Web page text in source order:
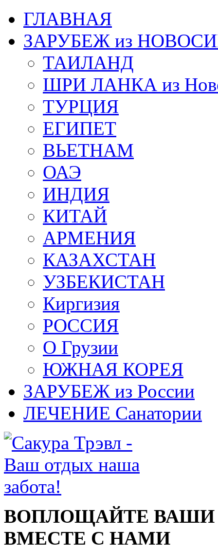
ГЛАВНАЯ
ЗАРУБЕЖ из
ТАИЛАНД
ШРИ ЛАНКА из
ТУРЦИЯ
ЕГИПЕТ
ВЬЕТНАМ
ОАЭ
ИНДИЯ
КИТАЙ
АРМЕНИЯ
КАЗАХСТАН
УЗБЕКИСТАН
Киргизия
РОССИЯ
О Грузии
ЮЖНАЯ КОРЕЯ
ЗАРУБЕЖ из России
ЛЕЧЕНИЕ Санатории
ВОПЛОЩАЙТЕ
ВМЕСТЕ С НАМИ